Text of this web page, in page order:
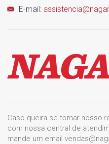
E-mail:
Caso queira se tornar nosso
com nossa central de
mande um email